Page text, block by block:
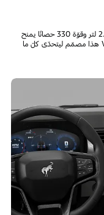
V6 جبّار بسعة 2.7 لتر وقوّة 330 حصانًا يمنح
دفعة إضافيّة من القوّة لعشّاق الأداء العالي. محرّك الـV6 هذا مصمّم ليتحدّى كلّ ما